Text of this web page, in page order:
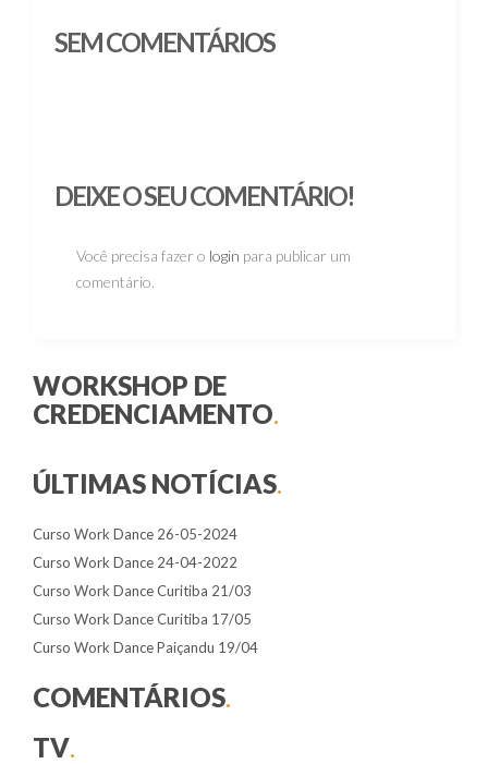
SEM COMENTÁRIOS
DEIXE O SEU COMENTÁRIO!
Você precisa fazer o login para publicar um
comentário.
WORKSHOP DE
CREDENCIAMENTO.
ÚLTIMAS NOTÍCIAS.
Curso Work Dance 26-05-2024
Curso Work Dance 24-04-2022
Curso Work Dance Curitiba 21/03
Curso Work Dance Curitiba 17/05
Curso Work Dance Paiçandu 19/04
COMENTÁRIOS.
TV.